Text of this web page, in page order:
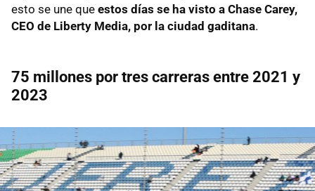
esto se une que estos días se ha visto a Chase Carey,
CEO de Liberty Media, por la ciudad gaditana.
75 millones por tres carreras entre 2021 y
2023